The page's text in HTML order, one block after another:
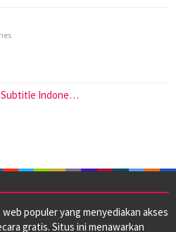
Subtitle Indone…
populer yang menyediakan akses
gratis. Situs ini menawarkan